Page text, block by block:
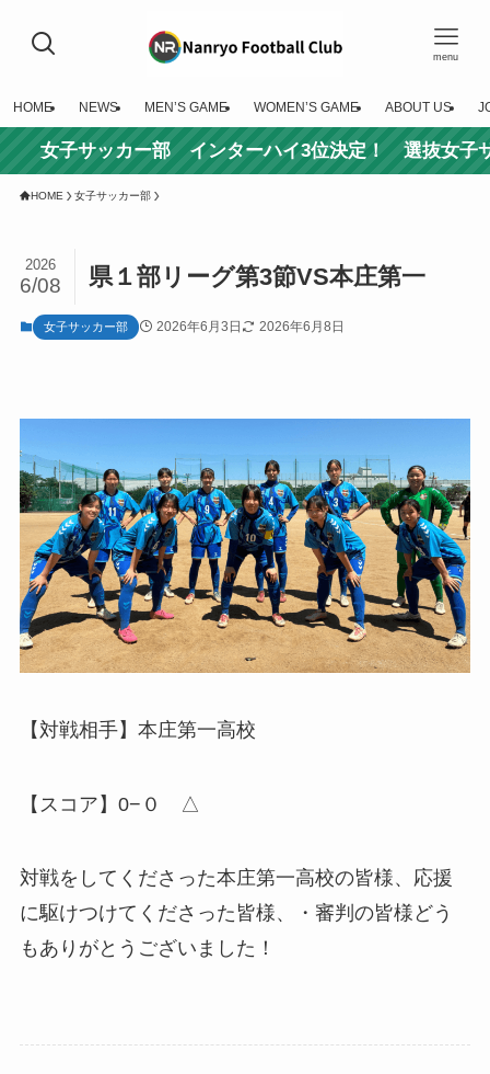
menu
HOME NEWS MEN’S GAME WOMEN’S GAME ABOUT US
サッカー部 インターハイ3位決定！ 選抜女子サッカ
HOME 女子サッカー部
県１部リーグ第3節VS本庄第一
2026
6/08
女子サッカー部 2026年6月3日 2026年6月8日
【対戦相手】本庄第一高校
【スコア】0−０ △
対戦をしてくださった本庄第一高校の皆様、応援
に駆けつけてくださった皆様、・審判の皆様どう
もありがとうございました！